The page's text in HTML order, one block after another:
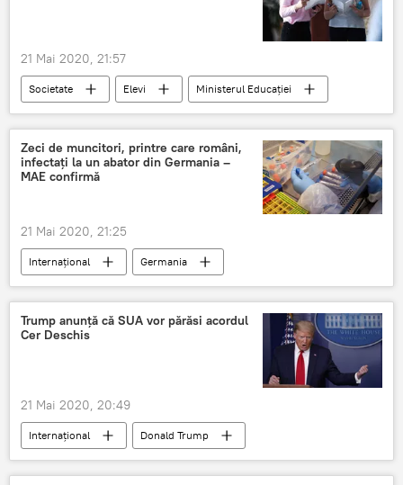
21 Mai 2020, 21:57
Societate Elevi Ministerul Educației
Zeci de muncitori, printre care români,
infectaţi la un abator din Germania –
MAE confirmă
21 Mai 2020, 21:25
Internaţional
Germania
Coronavirus
Trump anunță că SUA vor părăsi acordul
Cer Deschis
21 Mai 2020, 20:49
Internaţional Donald Trump